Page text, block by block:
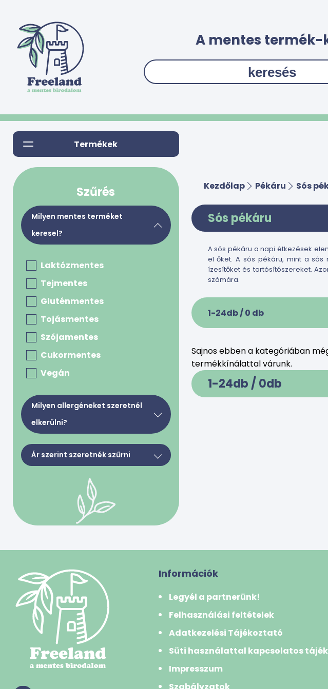
A mentes termék-
Termékek
Szűrés
Milyen mentes terméket
keresel?
Laktózmentes
Tejmentes
Gluténmentes
Tojásmentes
Szójamentes
Cukormentes
Vegán
Milyen allergéneket szeretnél
elkerülni?
Tej, tejkészítmények, tojás
bivalytej
kecsketej
tehéntej
búza
búzadara/gríz
búzakorpa
durumbúza
hajdina
kukorica
Ár szerint szeretnék szűrni
Kezdőlap Pékáru Sós
Sós pékáru
A sós pékáru a napi étkezések
el őket. A sós pékáru, mint a sós
ízesítőket és tartósítószereket.
számára.
1-24db /0 db
Sajnos ebben a kategóriában
termékkínálattal várunk.
1-24db / 0db
Információk
Legyél a partnerünk!
Felhasználási feltételek
Adatkezelési Tájékoztató
Süti használattal kapcsolatos
Impresszum